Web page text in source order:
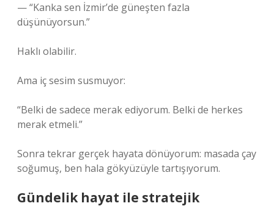
— “Kanka sen İzmir’de güneşten fazla
düşünüyorsun.”
Haklı olabilir.
Ama iç sesim susmuyor:
“Belki de sadece merak ediyorum. Belki de herkes
merak etmeli.”
Sonra tekrar gerçek hayata dönüyorum: masada çay
soğumuş, ben hala gökyüzüyle tartışıyorum.
Gündelik hayat ile stratejik